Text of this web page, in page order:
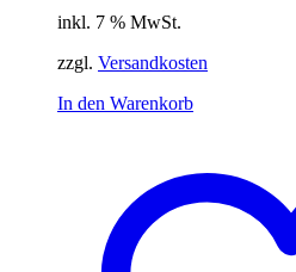
inkl. 7 % MwSt.
zzgl. Versandkosten
In den Warenkorb